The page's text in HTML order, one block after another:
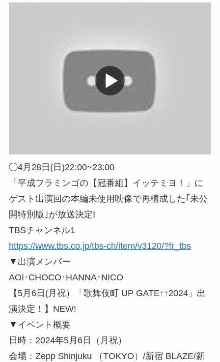
◯4月28日(日)22:00~23:00
「平成フラミンゴの【冠番組】イッテミヨ！」に
ゲスト出演回の本編未使用映像で再構成した｢未公
開特別版｣が放送決定❕
TBSチャンネル1
https://www.tbs.co.jp/tbs-ch/item/v3120/?fr_tbs
▼出演メンバー
AOI･CHOCO･HANNA･NICO
【5月6日(月祝）「歌舞伎町 UP GATE↑↑2024」出
演決定！】NEW!
▼イベント概要
日時：2024年5月6日（月祝）
会場：Zepp Shinjuku （TOKYO）/新宿 BLAZE/新